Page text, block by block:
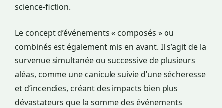
science-fiction.
Le concept d’événements « composés » ou
combinés est également mis en avant. Il s’agit de la
survenue simultanée ou successive de plusieurs
aléas, comme une canicule suivie d’une sécheresse
et d’incendies, créant des impacts bien plus
dévastateurs que la somme des événements